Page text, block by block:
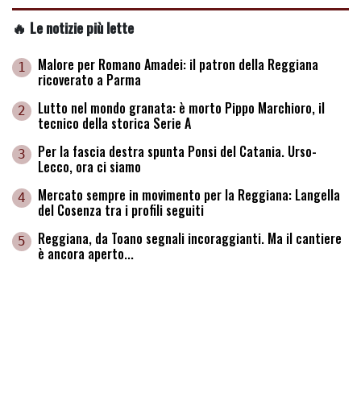
🔥 Le notizie più lette
1 Malore per Romano Amadei: il patron della Reggiana
ricoverato a Parma
2 Lutto nel mondo granata: è morto Pippo Marchioro, il
tecnico della storica Serie A
3 Per la fascia destra spunta Ponsi del Catania. Urso-
Lecco, ora ci siamo
4 Mercato sempre in movimento per la Reggiana: Langella
del Cosenza tra i profili seguiti
5 Reggiana, da Toano segnali incoraggianti. Ma il cantiere
è ancora aperto...